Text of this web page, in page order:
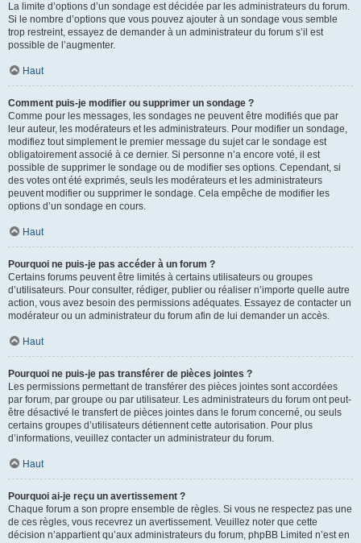
La limite d’options d’un sondage est décidée par les administrateurs du forum.
Si le nombre d’options que vous pouvez ajouter à un sondage vous semble
trop restreint, essayez de demander à un administrateur du forum s’il est
possible de l’augmenter.
Haut
Comment puis-je modifier ou supprimer un sondage ?
Comme pour les messages, les sondages ne peuvent être modifiés que par
leur auteur, les modérateurs et les administrateurs. Pour modifier un sondage,
modifiez tout simplement le premier message du sujet car le sondage est
obligatoirement associé à ce dernier. Si personne n’a encore voté, il est
possible de supprimer le sondage ou de modifier ses options. Cependant, si
des votes ont été exprimés, seuls les modérateurs et les administrateurs
peuvent modifier ou supprimer le sondage. Cela empêche de modifier les
options d’un sondage en cours.
Haut
Pourquoi ne puis-je pas accéder à un forum ?
Certains forums peuvent être limités à certains utilisateurs ou groupes
d’utilisateurs. Pour consulter, rédiger, publier ou réaliser n’importe quelle autre
action, vous avez besoin des permissions adéquates. Essayez de contacter un
modérateur ou un administrateur du forum afin de lui demander un accès.
Haut
Pourquoi ne puis-je pas transférer de pièces jointes ?
Les permissions permettant de transférer des pièces jointes sont accordées
par forum, par groupe ou par utilisateur. Les administrateurs du forum ont peut-
être désactivé le transfert de pièces jointes dans le forum concerné, ou seuls
certains groupes d’utilisateurs détiennent cette autorisation. Pour plus
d’informations, veuillez contacter un administrateur du forum.
Haut
Pourquoi ai-je reçu un avertissement ?
Chaque forum a son propre ensemble de règles. Si vous ne respectez pas une
de ces règles, vous recevrez un avertissement. Veuillez noter que cette
décision n’appartient qu’aux administrateurs du forum, phpBB Limited n’est en